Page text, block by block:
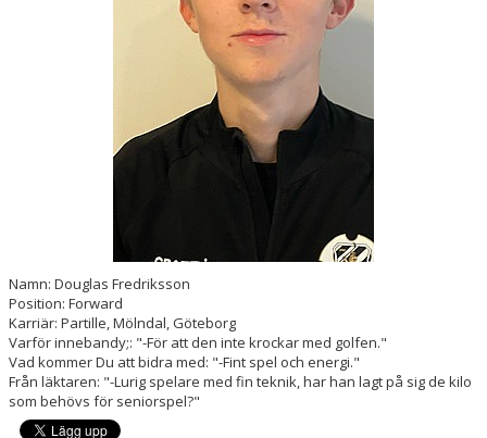
Namn: Douglas Fredriksson
Position: Forward
Karriär: Partille, Mölndal, Göteborg
Varför innebandy;: "-För att den inte krockar med golfen."
Vad kommer Du att bidra med: "-Fint spel och energi."
Från läktaren: "-Lurig spelare med fin teknik, har han lagt på sig de kilo
som behövs för seniorspel?"